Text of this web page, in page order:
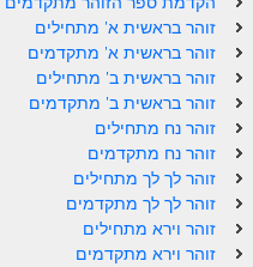
ספר הזוהר – ויקרא
ספר הזוהר הקדוש זוהר ויקרא השקפה
ספר הזוהר הקדוש זוהר ויקרא מתקדמים
זוהר צו מתחילים
זוהר צו מתקדמים
פרשת שמיני מתחילים
זוהר בראשית א' מתחילים
זוהר בראשית א' מתקדמים
זוהר בראשית ב' מתחילים
זוהר בראשית ב' מתקדמים
זוהר נח מתחילים
זוהר נח מתקדמים
זוהר לך לך מתחילים
זוהר לך לך מתקדמים
זוהר וירא מתחילים
זוהר וירא מתקדמים